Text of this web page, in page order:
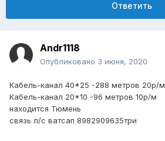
Ответить
Andr1118
Опубликовано 3 июня, 2020
Кабель-канал 40*25 -288 метров 20р/м
Кабель-канал 20*10 -96 метров 10р/м
находится Тюмень
связь л/с ватсап 8982909635три